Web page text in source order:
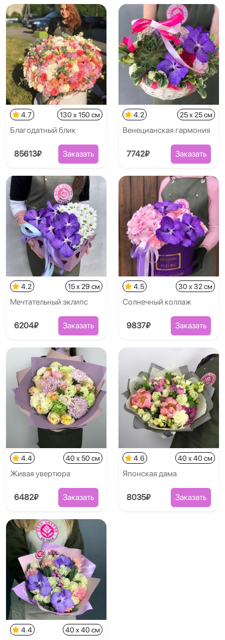
4.7 130 x 150 см
Благодатный блик
85613₽ Заказать
4.2 25 x 25 см
Венецианская гармония
7742₽ Заказать
4.2 15 x 29 см
Мечтательный эклипс
6204₽ Заказать
4.5 30 x 32 см
Солнечный коллаж
9837₽ Заказать
4.4 40 x 50 см
Живая увертюра
6482₽ Заказать
4.6 40 x 40 см
Японская дама
8035₽ Заказать
4.4 40 x 40 см